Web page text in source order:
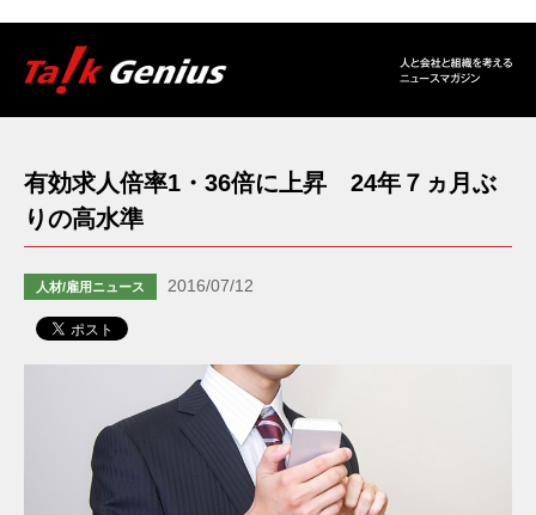
有効求人倍率1・36倍に上昇 24年７ヵ月ぶ
りの高水準
人材/雇用ニュース 2016/07/12